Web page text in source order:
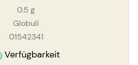
0.5 g
Globuli
01542341
Verfügbarkeit